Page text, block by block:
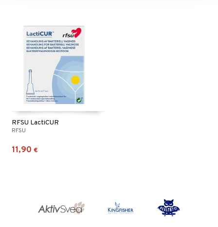
RFSU LactiCUR
RFSU
11,90 €